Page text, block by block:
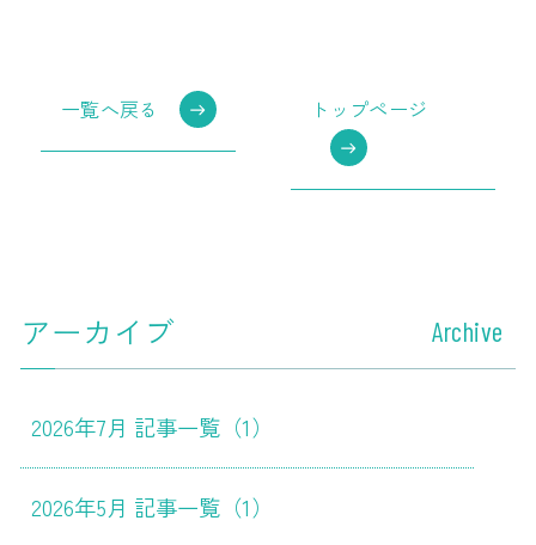
一覧へ戻る トップページ
アーカイブ Archive
2026年7月 記事一覧（1）
2026年5月 記事一覧（1）